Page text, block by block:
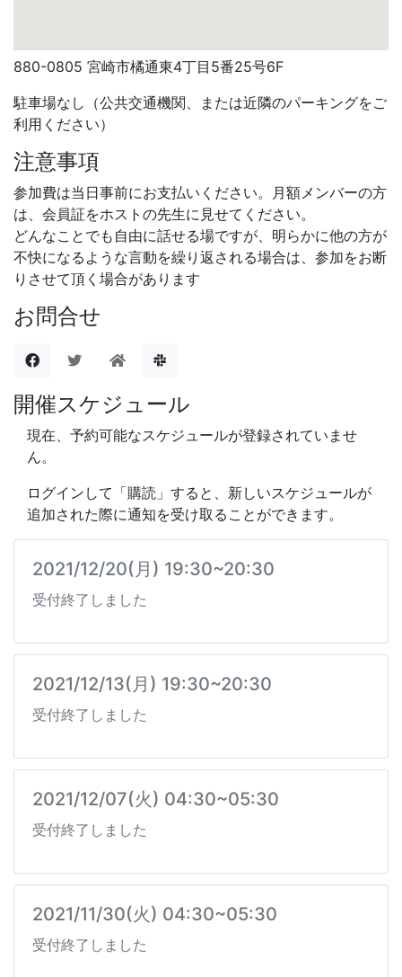
880-0805 宮崎市橘通東4丁目5番25号6F
駐車場なし（公共交通機関、または近隣のパーキングをご
利用ください）
注意事項
参加費は当日事前にお支払いください。月額メンバーの方
は、会員証をホストの先生に見せてください。
どんなことでも自由に話せる場ですが、明らかに他の方が
不快になるような言動を繰り返される場合は、参加をお断
りさせて頂く場合があります
お問合せ
開催スケジュール
現在、予約可能なスケジュールが登録されていませ
ん。
ログインして「購読」すると、新しいスケジュールが
追加された際に通知を受け取ることができます。
2021/12/20(月) 19:30~20:30
受付終了しました
2021/12/13(月) 19:30~20:30
受付終了しました
2021/12/07(火) 04:30~05:30
受付終了しました
2021/11/30(火) 04:30~05:30
受付終了しました